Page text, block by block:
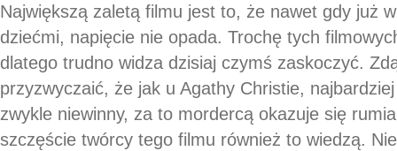
Największą zaletą filmu jest to, że nawet gdy już
dziećmi, napięcie nie opada. Trochę tych
dlatego trudno widza dzisiaj czymś zaskoczyć.
przyzwyczaić, że jak u Agathy Christie,
zwykle niewinny, za to mordercą okazuje się
szczęście twórcy tego filmu również to wiedzą.